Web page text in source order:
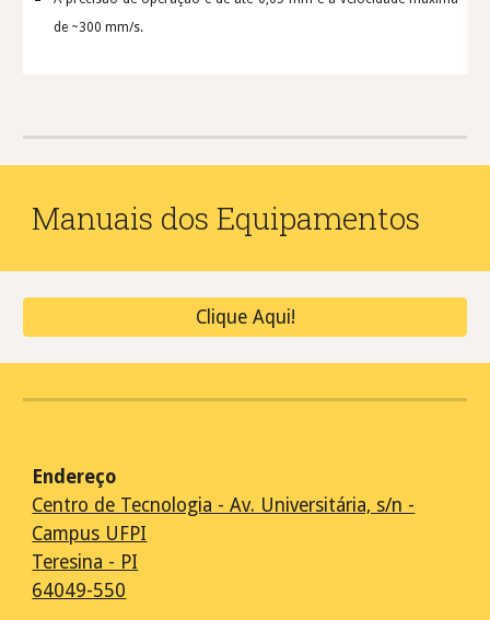
de ~300 mm/s.
Manuais dos Equipamentos
Clique Aqui!
Endereço
Centro de Tecnologia - Av. Universitária, s/n -
Campus UFPI
Teresina - PI
64049-550